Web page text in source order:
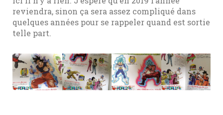
reviendra, sinon ça sera assez compliqué dans
quelques années pour se rappeler quand est sortie
telle part.